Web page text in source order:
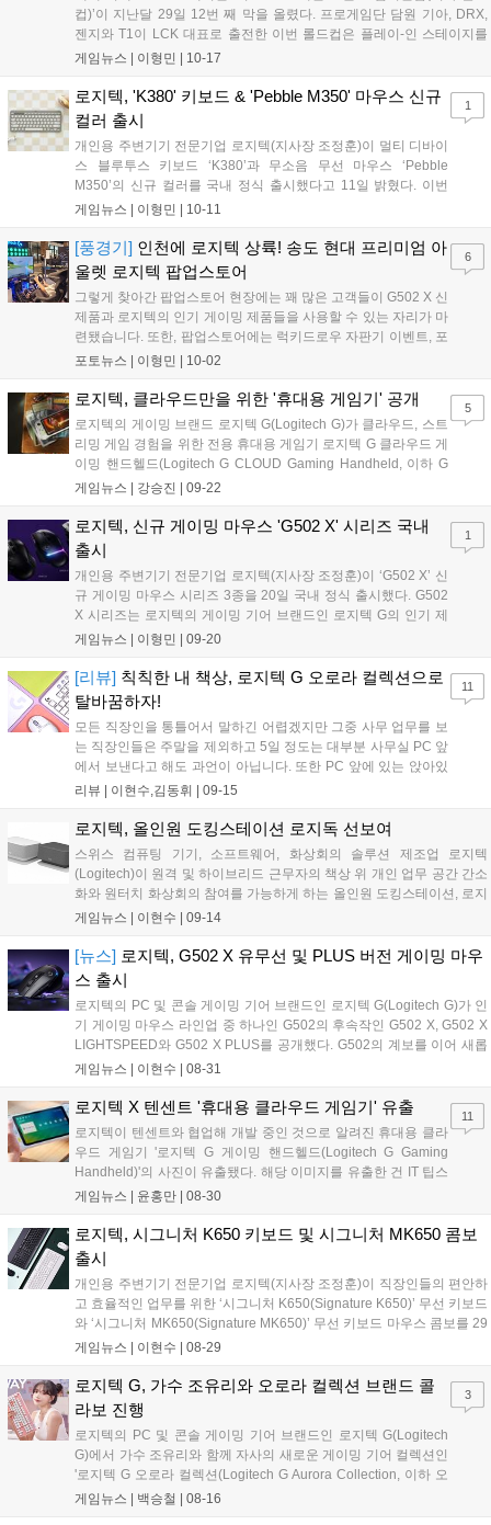
위한 IT와 패션 브랜드의 협업으로 많은 이들의 기대를 모을 것으
로 예상된다....
컵)’이 지난달 29일 12번 째 막을 올렸다. 프로게임단 담원 기아, DRX,
젠지와 T1이 LCK 대표로 출전한 이번 롤드컵은 플레이-인 스테이지를
시작으로 한 달간의 대장정을 진행한다. 특히 이번 롤드컵은 전체적으로
게임뉴스 | 이형민 10-17
로지텍, 'K380' 키보드 & 'Pebble M350' 마우스 신규
컬러 출시
개인용 주변기기 전문기업 로지텍(지사장 조정훈)이 멀티 디바이
스 블루투스 키보드 ‘K380’과 무소음 무선 마우스 ‘Pebble
M350’의 신규 컬러를 국내 정식 출시했다고 11일 밝혔다. 이번
출시로 소비자들은 로지텍의 베스트셀러인 K380과 Pebble
게 되었다. K380은 달콤한 컵케...
게임뉴스 | 이형민 10-11
1
[풍경기] 인천에 로지텍 상륙! 송도 현대 프리미엄 아
울렛 로지텍 팝업스토어
그렇게 찾아간 팝업스토어 현장에는 꽤 많은 고객들이 G502 X 신
제품과 로지텍의 인기 게이밍 제품들을 사용할 수 있는 자리가 마
련됐습니다. 또한, 팝업스토어에는 럭키드로우 자판기 이벤트, 포
토존 인증 이벤트, 휠게임 체험존 랩타임 이벤트 등 방문객을 대
요일까지 이어지는 황금연휴 중 하루를 싹둑...
포토뉴스 | 이형민 10-02
6
로지텍, 클라우드만을 위한 '휴대용 게임기' 공개
로지텍의 게이밍 브랜드 로지텍 G(Logitech G)가 클라우드, 스트
리밍 게임 경험을 위한 전용 휴대용 게임기 로지텍 G 클라우드 게
이밍 핸드헬드(Logitech G CLOUD Gaming Handheld, 이하 G
클라우드 게이밍)을 정식 공개했다. 1080P FHD 화면과 효율적인
게이밍...
게임뉴스 | 강승진 09-22
5
로지텍, 신규 게이밍 마우스 'G502 X' 시리즈 국내
출시
개인용 주변기기 전문기업 로지텍(지사장 조정훈)이 ‘G502 X’ 신
규 게이밍 마우스 시리즈 3종을 20일 국내 정식 출시했다. G502
X 시리즈는 로지텍의 게이밍 기어 브랜드인 로지텍 G의 인기 제
품 ‘G502’의 디자인을 사용자의 편의에 맞게 개선하고, 게이밍 트
규 게이밍 마우스 시리즈다....
게임뉴스 | 이형민 09-20
1
[리뷰] 칙칙한 내 책상, 로지텍 G 오로라 컬렉션으로
탈바꿈하자!
모든 직장인을 통틀어서 말하긴 어렵겠지만 그중 사무 업무를 보
는 직장인들은 주말을 제외하고 5일 정도는 대부분 사무실 PC 앞
에서 보낸다고 해도 과언이 아닙니다. 또한 PC 앞에 있는 앉아있
는 시간은 하루 중 절반 이상을 차지하고요. 사무실이 아니고 집
아니라 업무가 끝난 뒤 혹은 공휴일이나...
리뷰 | 이현수,김동휘 09-15
11
로지텍, 올인원 도킹스테이션 로지독 선보여
스위스 컴퓨팅 기기, 소프트웨어, 화상회의 솔루션 제조업 로지텍
(Logitech)이 원격 및 하이브리드 근무자의 책상 위 개인 업무 공간 간소
화와 원터치 화상회의 참여를 가능하게 하는 올인원 도킹스테이션, 로지
독(Logi Dock)을 선보였다. 로지독은 현대적인 업무공간에 어울리는 우
개...
게임뉴스 | 이현수 09-14
[뉴스] 로지텍, G502 X 유무선 및 PLUS 버전 게이밍 마우
스 출시
로지텍의 PC 및 콘솔 게이밍 기어 브랜드인 로지텍 G(Logitech G)가 인
기 게이밍 마우스 라인업 중 하나인 G502의 후속작인 G502 X, G502 X
LIGHTSPEED와 G502 X PLUS를 공개했다. G502의 계보를 이어 새롭
게 탄생한 G502 X 라인업은 LIGHTFORCE 하이브리드 스위치를 탑재
게임뉴스 | 이현수 08-31
로지텍 X 텐센트 '휴대용 클라우드 게임기' 유출
로지텍이 텐센트와 협업해 개발 중인 것으로 알려진 휴대용 클라
우드 게임기 '로지텍 G 게이밍 핸드헬드(Logitech G Gaming
Handheld)'의 사진이 유출됐다. 해당 이미지를 유출한 건 IT 팁스
터로 유명한 에반 블래스(Evan Blass)다. IT 매체인 엔가젯과 포
으로 공개되기...
게임뉴스 | 윤홍만 08-30
11
로지텍, 시그니처 K650 키보드 및 시그니처 MK650 콤보
출시
개인용 주변기기 전문기업 로지텍(지사장 조정훈)이 직장인들의 편안하
고 효율적인 업무를 위한 ‘시그니처 K650(Signature K650)’ 무선 키보드
와 ‘시그니처 MK650(Signature MK650)’ 무선 키보드 마우스 콤보를 29
일 국내 정식 출시했다. 시그니처 K650 키보드와 시그니처 MK650 콤보
게임뉴스 | 이현수 08-29
로지텍 G, 가수 조유리와 오로라 컬렉션 브랜드 콜
라보 진행
로지텍의 PC 및 콘솔 게이밍 기어 브랜드인 로지텍 G(Logitech
G)에서 가수 조유리와 함께 자사의 새로운 게이밍 기어 컬렉션인
'로지텍 G 오로라 컬렉션(Logitech G Aurora Collection, 이하 오
로라 컬렉션)'의 브랜드 캠페인 콜라보레이션을 선보인다고 8월
게임뉴스 | 백승철 08-16
3